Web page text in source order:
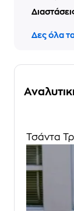
Δες όλα
Τσάντα